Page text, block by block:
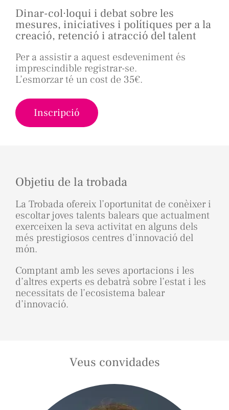
Dinar-col·loqui i debat sobre les
mesures, iniciatives i polítiques per a la
creació, retenció i atracció del talent
Per a assistir a aquest esdeveniment és
imprescindible registrar-se.
L’esmorzar té un cost de 35€.
Inscripció
Objetiu de la trobada
La Trobada ofereix l’oportunitat de conèixer i
escoltar joves talents balears que actualment
exerceixen la seva activitat en alguns dels
més prestigiosos centres d’innovació del
món.
Comptant amb les seves aportacions i les
d’altres experts es debatrà sobre l’estat i les
necessitats de l’ecosistema balear
d’innovació.
Veus convidades